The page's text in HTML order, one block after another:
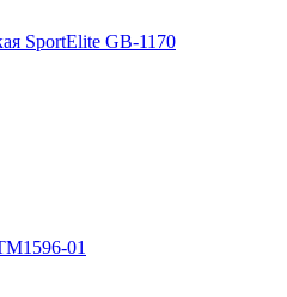
SportElite GB-1170
01